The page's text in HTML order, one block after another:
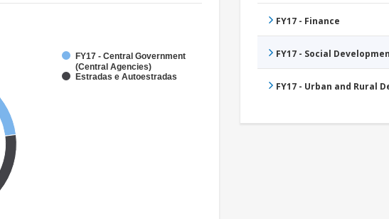
FY17 - Central Government
(Central Agencies)
Estradas e Autoestradas
FY17 - Finance
FY17 - Social
FY17 - Urban and Rural